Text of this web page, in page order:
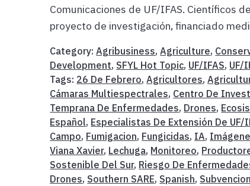
Comunicaciones de UF/IFAS. Científicos
proyecto de investigación, financiado
Category:Agribusiness,Agriculture,
Development, SFYL Hot Topic, UF/IFAS, UF/
Tags: 26 De Febrero,Agricultores,
Cámaras Multiespectrales, Centro De
Temprana De Enfermedades, Drones,
Español, Especialistas De Extensión De UF/
Campo, Fumigacion, Fungicidas, IA,
Viana Xavier, Lechuga, Monitoreo,
Sostenible Del Sur, Riesgo De
Drones, Southern SARE, Spanish, Subvencion